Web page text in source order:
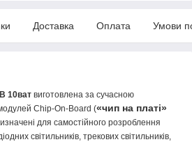
Доставка Оплата Умови
10ват виготовлена за сучасною
Chip-On-Board («чип на платі»
для самостійного розроблення
світильників, трекових світильників,